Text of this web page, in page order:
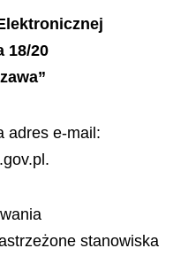
18/20
adres e-mail:
stanowiska